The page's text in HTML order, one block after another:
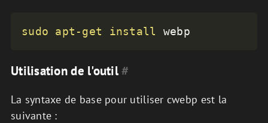
sudo apt-get install webp
Utilisation de l'outil#
La syntaxe de base pour utiliser cwebp est la
suivante :